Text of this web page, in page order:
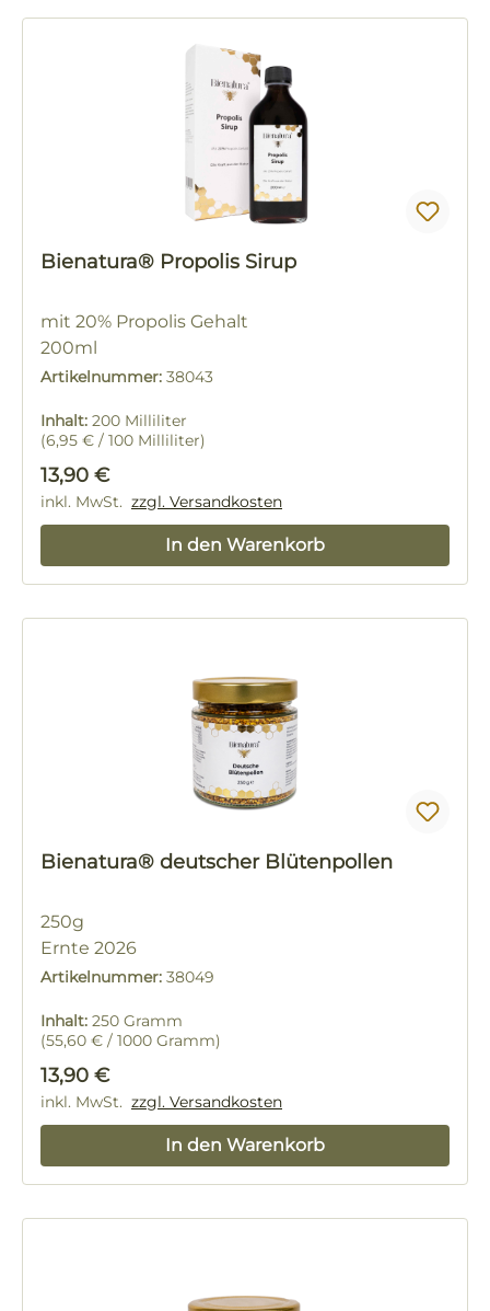
Bienatura® Propolis Sirup
mit 20% Propolis Gehalt
200ml
Artikelnummer: 38043
Inhalt: 200 Milliliter
(6,95 € / 100 Milliliter)
Regulärer Preis:
13,90 €
inkl. MwSt. zzgl. Versandkosten
In den Warenkorb
Bienatura® deutscher Blütenpollen
250g
Ernte 2026
Artikelnummer: 38049
Inhalt: 250 Gramm
(55,60 € / 1000 Gramm)
Regulärer Preis:
13,90 €
inkl. MwSt. zzgl. Versandkosten
In den Warenkorb